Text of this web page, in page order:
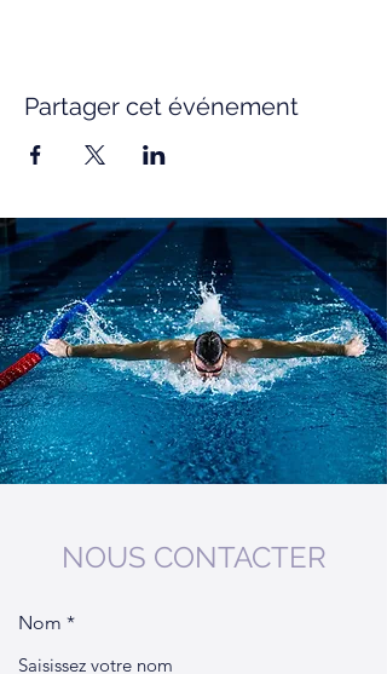
Partager cet événement
NOUS CONTACTER
Nom